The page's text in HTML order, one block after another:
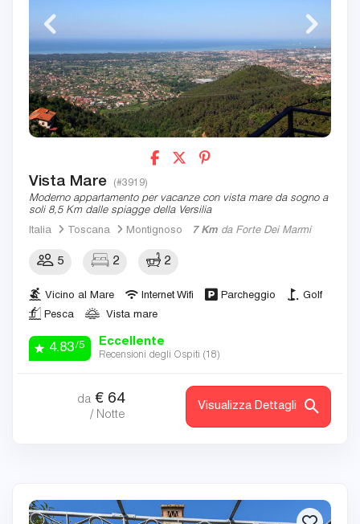
Vista Mare (#3919)
Moderno appartamento per vacanze con vista mare da sogno a
soli 8,5 Km dalle spiagge della Versilia
Italia
Toscana Montignoso 7 Km da Forte Dei Marmi
5 2 2
Vicino al Mare Internet Wifi Parcheggio
Golf
Pesca
Vista mare
4.83/5 Eccellente
Recensioni degli Ospiti (18)
da € 64
/ Notte
Visualizza Dettagli